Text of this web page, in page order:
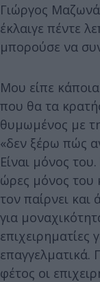
Γιώργος
έκλαιγε πέντε
μπορούσε να
Μου είπε
που θα τα
θυμωμένος με
«δεν ξέρω πώς
Είναι μόνος
ώρες μόνος του
τον παίρνει και
για
επιχειρηματίες
επαγγελματικά.
φέτος οι